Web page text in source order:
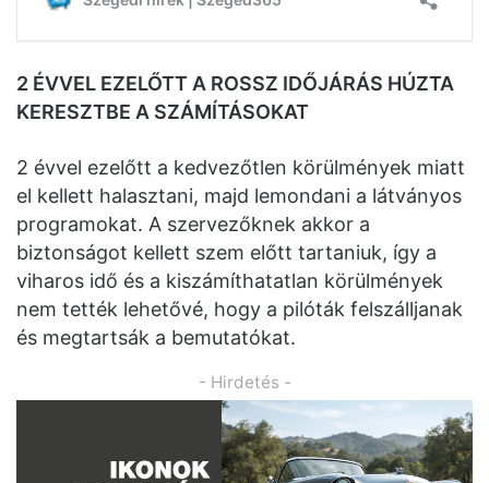
2 ÉVVEL EZELŐTT A ROSSZ IDŐJÁRÁS HÚZTA
KERESZTBE A SZÁMÍTÁSOKAT
2 évvel ezelőtt a kedvezőtlen körülmények miatt
el kellett halasztani, majd lemondani a látványos
programokat. A szervezőknek akkor a
biztonságot kellett szem előtt tartaniuk, így a
viharos idő és a kiszámíthatatlan körülmények
nem tették lehetővé, hogy a pilóták felszálljanak
és megtartsák a bemutatókat.
- Hirdetés -